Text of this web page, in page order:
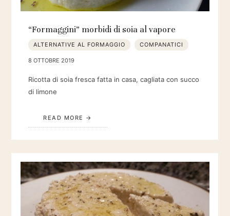
“Formaggini” morbidi di soia al vapore
ALTERNATIVE AL FORMAGGIO COMPANATICI
8 OTTOBRE 2019
Ricotta di soia fresca fatta in casa, cagliata con succo
di limone
READ MORE